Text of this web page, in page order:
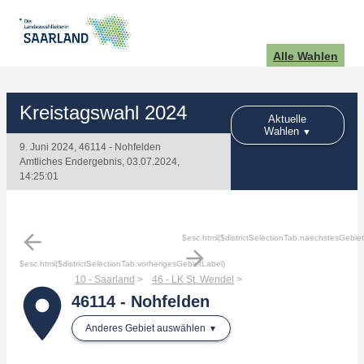
Alle Wahlen
Kreistagswahl 2024
9. Juni 2024, 46114 - Nohfelden
Amtliches Endergebnis, 03.07.2024,
14:25:01
Aktuelle
Wahlen
arrow_back
$esc.html($districtSelectionTab.vorherigesGebietLabel)
arrow_forward
place
10 - Saarland 46 - LK St. Wendel
46114 - Nohfelden
Anderes Gebiet auswählen